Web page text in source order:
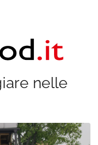
nelle